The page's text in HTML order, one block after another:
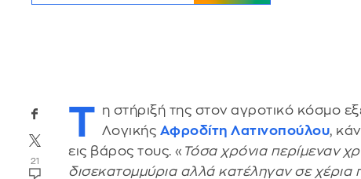
21
Τ η στήριξή της στον αγροτικό κόσμο
Λογικής Αφροδίτη Λατινοπούλου,
εις βάρος τους. « Τόσα χρόνια περίμεναν
δισεκατομμύρια αλλά κατέληγαν σε χέρια